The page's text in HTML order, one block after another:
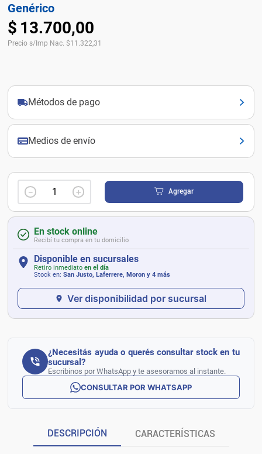
Genérico
$ 13.700,00
Precio s/Imp Nac. $11.322,31
Métodos de pago
Medios de envío
＋
－ Agregar
En stock online
Recibí tu compra en tu domicilio
Disponible en sucursales
Retiro inmediato en el día
Stock en: San Justo, Laferrere, Moron y 4 más
Ver disponibilidad por sucursal
¿Necesitás ayuda o querés consultar stock en tu
sucursal?
Escribinos por WhatsApp y te asesoramos al instante.
CONSULTAR POR WHATSAPP
DESCRIPCIÓN CARACTERÍSTICAS